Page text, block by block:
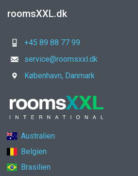
roomsXXL.dk
+45 89 88 77 99
service@roomsxxl.dk
København, Danmark
Australien
Belgien
Brasilien